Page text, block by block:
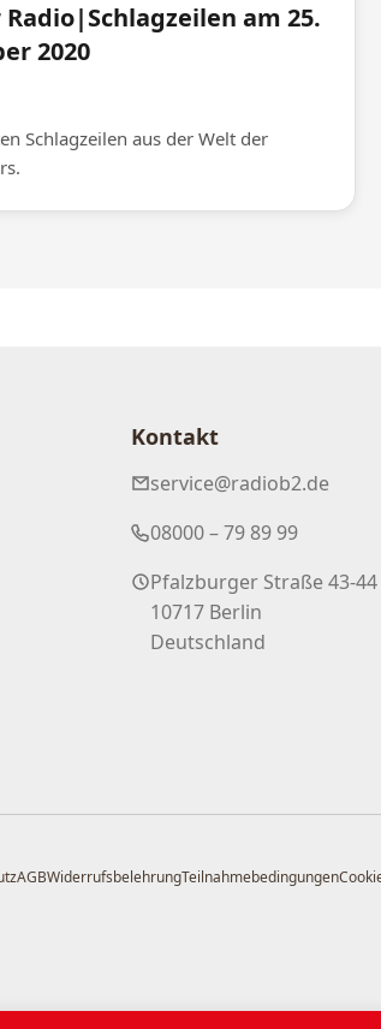
Radio|Schlagzeilen am 25.
2020
Schlagzeilen aus der Welt der
Kontakt
service@radiob2.de
08000 – 79 89 99
Pfalzburger Straße 43-44
10717 Berlin
Deutschland
AGBWiderrufsbelehrungTeilnahmebedingungen